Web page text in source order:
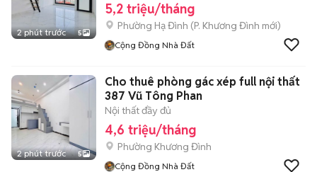
2 phút trước 5
5,2 triệu/tháng
Phường Hạ Đình (P. Khương Đình mới)
Cộng Đồng Nhà Đất
2 phút trước 5
Cho thuê phòng gác xép full nội thất
387 Vũ Tông Phan
Nội thất đầy đủ
4,6 triệu/tháng
Phường Khương Đình
Cộng Đồng Nhà Đất